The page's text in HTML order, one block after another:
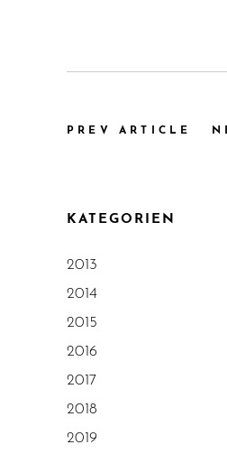
PREV ARTICLE
KATEGORIEN
2013
2014
2015
2016
2017
2018
2019